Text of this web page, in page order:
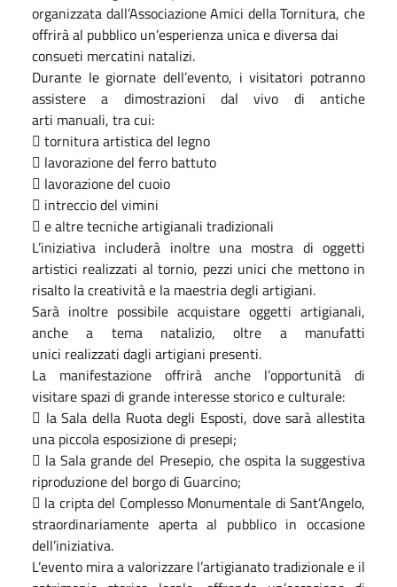
organizzata dall’Associazione Amici della Tornitura, che
offrirà al pubblico un’esperienza unica e diversa dai
consueti mercatini natalizi.
Durante le giornate dell’evento, i visitatori potranno
assistere a dimostrazioni dal vivo di antiche
arti manuali, tra cui:
 tornitura artistica del legno
 lavorazione del ferro battuto
 lavorazione del cuoio
 intreccio del vimini
 e altre tecniche artigianali tradizionali
L’iniziativa includerà inoltre una mostra di oggetti
artistici realizzati al tornio, pezzi unici che mettono in
risalto la creatività e la maestria degli artigiani.
Sarà inoltre possibile acquistare oggetti artigianali,
anche a tema natalizio, oltre a manufatti
unici realizzati dagli artigiani presenti.
La manifestazione offrirà anche l’opportunità di
visitare spazi di grande interesse storico e culturale:
 la Sala della Ruota degli Esposti, dove sarà allestita
una piccola esposizione di presepi;
 la Sala grande del Presepio, che ospita la suggestiva
riproduzione del borgo di Guarcino;
 la cripta del Complesso Monumentale di Sant’Angelo,
straordinariamente aperta al pubblico in occasione
dell’iniziativa.
L’evento mira a valorizzare l’artigianato tradizionale e il